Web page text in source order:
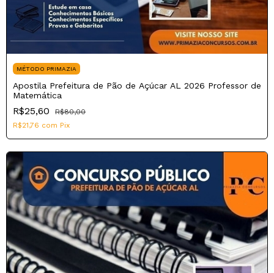
MÉTODO PRIMAZIA
Apostila Prefeitura de Pão de Açúcar AL 2026 Professor de
Matemática
R$25,60
R$80,00
R$21,76 com Pix